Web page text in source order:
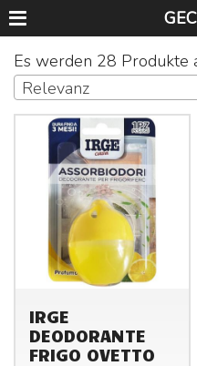
Es werden 28 Produkte
Relevanz
IRGE
DEODORANTE
FRIGO OVETTO